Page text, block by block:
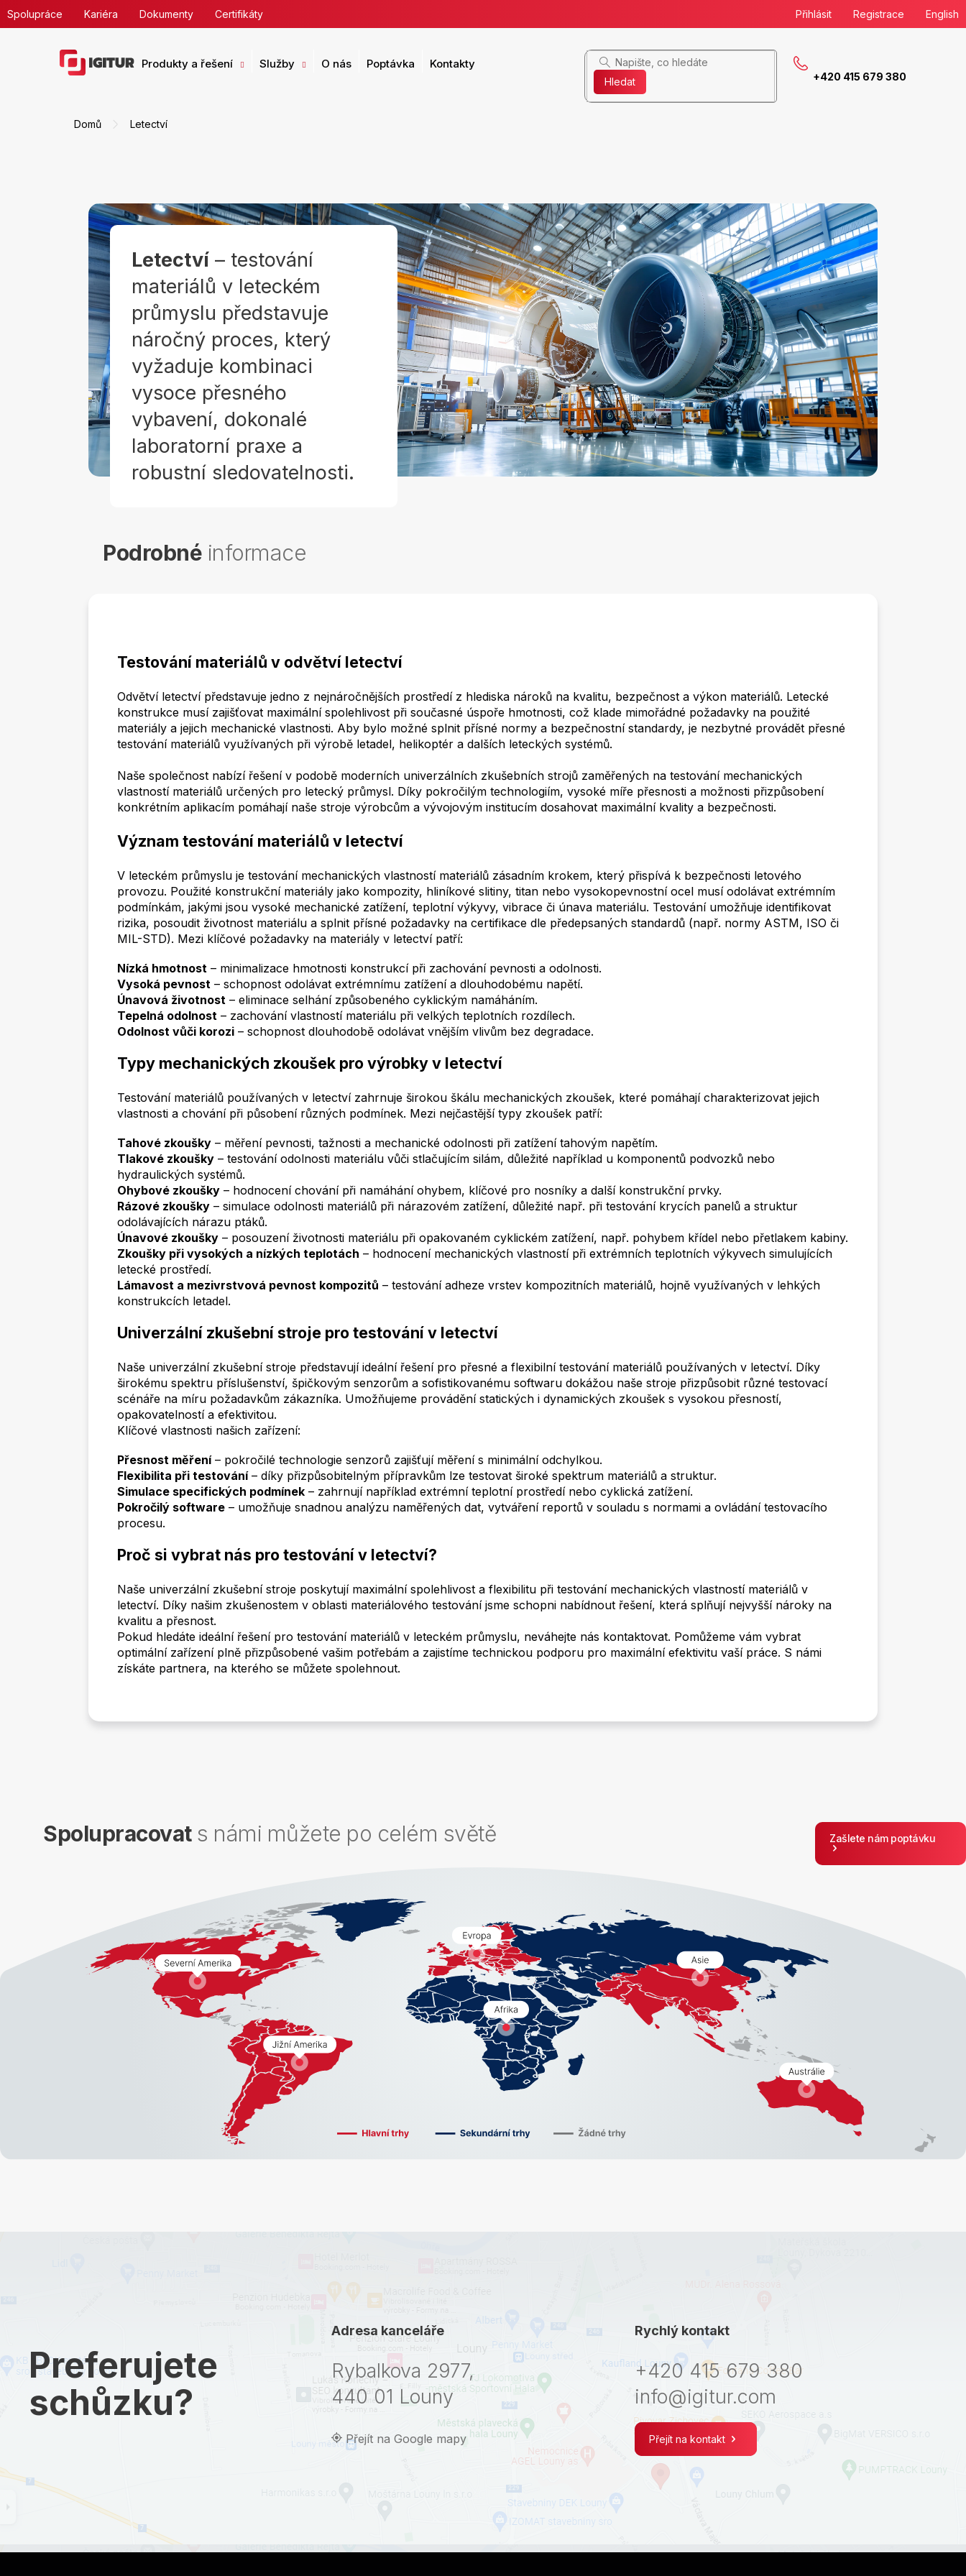
naSpolupráce Kariéra Dokumenty Certifikáty Přihlásit Registrace English
Produkty a řešení Služby O nás Poptávka Kontakty
Hledat +420 415 679 380
Domů Letectví
Letectví – testování
materiálů v leteckém
průmyslu představuje
náročný proces, který
vyžaduje kombinaci
vysoce přesného
vybavení, dokonalé
laboratorní praxe a
robustní sledovatelnosti.
Podrobné informace
Testování materiálů v odvětví letectví
Odvětví letectví představuje jedno z nejnáročnějších prostředí z hlediska nároků na kvalitu, bezpečnost a výkon materiálů. Letecké
konstrukce musí zajišťovat maximální spolehlivost při současné úspoře hmotnosti, což klade mimořádné požadavky na použité
materiály a jejich mechanické vlastnosti. Aby bylo možné splnit přísné normy a bezpečnostní standardy, je nezbytné provádět přesné
testování materiálů využívaných při výrobě letadel, helikoptér a dalších leteckých systémů.
Naše společnost nabízí řešení v podobě moderních univerzálních zkušebních strojů zaměřených na testování mechanických
vlastností materiálů určených pro letecký průmysl. Díky pokročilým technologiím, vysoké míře přesnosti a možnosti přizpůsobení
konkrétním aplikacím pomáhají naše stroje výrobcům a vývojovým institucím dosahovat maximální kvality a bezpečnosti.
Význam testování materiálů v letectví
V leteckém průmyslu je testování mechanických vlastností materiálů zásadním krokem, který přispívá k bezpečnosti letového
provozu. Použité konstrukční materiály jako kompozity, hliníkové slitiny, titan nebo vysokopevnostní ocel musí odolávat extrémním
podmínkám, jakými jsou vysoké mechanické zatížení, teplotní výkyvy, vibrace či únava materiálu. Testování umožňuje identifikovat
rizika, posoudit životnost materiálu a splnit přísné požadavky na certifikace dle předepsaných standardů (např. normy ASTM, ISO či
MIL-STD). Mezi klíčové požadavky na materiály v letectví patří:
Nízká hmotnost – minimalizace hmotnosti konstrukcí při zachování pevnosti a odolnosti.
Vysoká pevnost – schopnost odolávat extrémnímu zatížení a dlouhodobému napětí.
Únavová životnost – eliminace selhání způsobeného cyklickým namáháním.
Tepelná odolnost – zachování vlastností materiálu při velkých teplotních rozdílech.
Odolnost vůči korozi – schopnost dlouhodobě odolávat vnějším vlivům bez degradace.
Typy mechanických zkoušek pro výrobky v letectví
Testování materiálů používaných v letectví zahrnuje širokou škálu mechanických zkoušek, které pomáhají charakterizovat jejich
vlastnosti a chování při působení různých podmínek. Mezi nejčastější typy zkoušek patří:
Tahové zkoušky – měření pevnosti, tažnosti a mechanické odolnosti při zatížení tahovým napětím.
Tlakové zkoušky – testování odolnosti materiálu vůči stlačujícím silám, důležité například u komponentů podvozků nebo
hydraulických systémů.
Ohybové zkoušky – hodnocení chování při namáhání ohybem, klíčové pro nosníky a další konstrukční prvky.
Rázové zkoušky – simulace odolnosti materiálů při nárazovém zatížení, důležité např. při testování krycích panelů a struktur
odolávajících nárazu ptáků.
Únavové zkoušky – posouzení životnosti materiálu při opakovaném cyklickém zatížení, např. pohybem křídel nebo přetlakem kabiny.
Zkoušky při vysokých a nízkých teplotách – hodnocení mechanických vlastností při extrémních teplotních výkyvech simulujících
letecké prostředí.
Lámavost a mezivrstvová pevnost kompozitů – testování adheze vrstev kompozitních materiálů, hojně využívaných v lehkých
konstrukcích letadel.
Univerzální zkušební stroje pro testování v letectví
Naše univerzální zkušební stroje představují ideální řešení pro přesné a flexibilní testování materiálů používaných v letectví. Díky
širokému spektru příslušenství, špičkovým senzorům a sofistikovanému softwaru dokážou naše stroje přizpůsobit různé testovací
scénáře na míru požadavkům zákazníka. Umožňujeme provádění statických i dynamických zkoušek s vysokou přesností,
opakovatelností a efektivitou.
Klíčové vlastnosti našich zařízení:
Přesnost měření– pokročilé technologie senzorů zajišťují měření s minimální odchylkou.
Flexibilita při testování– díky přizpůsobitelným přípravkům lze testovat široké spektrum materiálů a struktur.
Simulace specifických podmínek – zahrnují například extrémní teplotní prostředí nebo cyklická zatížení.
Pokročilý software – umožňuje snadnou analýzu naměřených dat, vytváření reportů v souladu s normami a ovládání testovacího
procesu.
Proč si vybrat nás pro testování v letectví?
Naše univerzální zkušební stroje poskytují maximální spolehlivost a flexibilitu při testování mechanických vlastností materiálů v
letectví. Díky našim zkušenostem v oblasti materiálového testování jsme schopni nabídnout řešení, která splňují nejvyšší nároky na
kvalitu a přesnost.
Pokud hledáte ideální řešení pro testování materiálů v leteckém průmyslu, neváhejte nás kontaktovat. Pomůžeme vám vybrat
optimální zařízení plně přizpůsobené vašim potřebám a zajistíme technickou podporu pro maximální efektivitu vaší práce. S námi
získáte partnera, na kterého se můžete spolehnout.
Spolupracovats námi můžete po celém světě Zašlete nám poptávku
Preferujete
schůzku?
Adresa kanceláře
Rybalkova 2977,
440 01 Louny
Přejít na Google mapy
Rychlý kontakt
+420 415 679 380
info@igitur.com
Přejít na kontakt